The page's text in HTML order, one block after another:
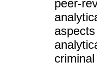
peer-